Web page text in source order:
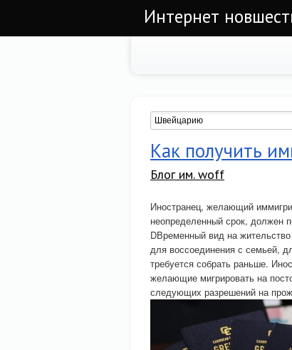
Интернет
Как получить
Блог им. woff
Иностранец, желающий
неопределенный срок, должен
DВременный вид на
для воссоединения с семьей,
требуется собрать раньше.
желающие мигрировать на
следующих разрешений на